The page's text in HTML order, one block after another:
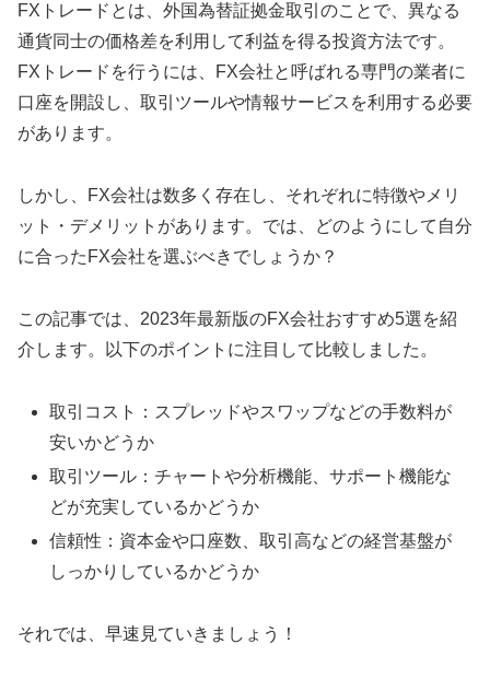
FXトレードとは、外国為替証拠金取引のことで、異なる
通貨同士の価格差を利用して利益を得る投資方法です。
FXトレードを行うには、FX会社と呼ばれる専門の業者に
口座を開設し、取引ツールや情報サービスを利用する必要
があります。
しかし、FX会社は数多く存在し、それぞれに特徴やメリ
ット・デメリットがあります。では、どのようにして自分
に合ったFX会社を選ぶべきでしょうか？
この記事では、2023年最新版のFX会社おすすめ5選を紹
介します。以下のポイントに注目して比較しました。
取引コスト：スプレッドやスワップなどの手数料が
安いかどうか
取引ツール：チャートや分析機能、サポート機能な
どが充実しているかどうか
信頼性：資本金や口座数、取引高などの経営基盤が
しっかりしているかどうか
それでは、早速見ていきましょう！